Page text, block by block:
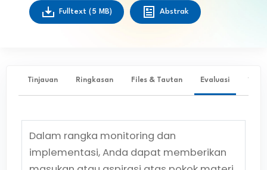
Fulltext (5 MB) Abstrak
Tinjauan Ringkasan Files & Tautan Evaluasi ✨
Dalam rangka monitoring dan
implementasi, Anda dapat memberikan